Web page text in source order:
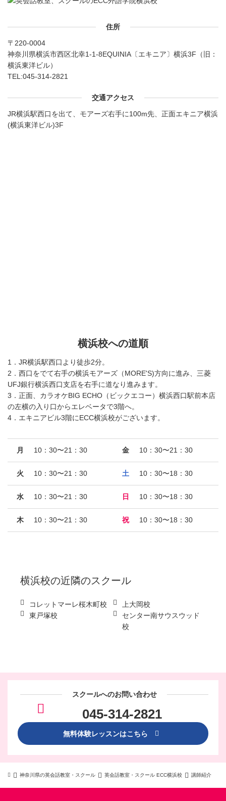
住所
〒220-0004
神奈川県横浜市西区北幸1-1-8EQUINIA〔エキニア〕横浜3F（旧：
横浜東洋ビル）
TEL:045-314-2821
交通アクセス
JR横浜駅西口を出て、モアーズ右手に100m先、正面エキニア横浜
(横浜東洋ビル)3F
横浜校への道順
1．JR横浜駅西口より徒歩2分。
2．西口をでて右手の横浜モアーズ（MORE'S)方向に進み、三菱
UFJ銀行横浜西口支店を右手に道なり進みます。
3．正面、カラオケBIG ECHO（ビックエコー）横浜西口駅前本店
の左横の入り口からエレベータで3階へ。
4．エキニアビル3階にECC横浜校がございます。
月 10：30〜21：30
火 10：30〜21：30
水 10：30〜21：30
木 10：30〜21：30
金 10：30〜21：30
土 10：30〜18：30
日 10：30〜18：30
祝 10：30〜18：30
横浜校の近隣のスクール
コレットマーレ桜木町校
上大岡校
東戸塚校
センター南サウスウッド
校
スクールへのお問い合わせ
045-314-2821
無料体験レッスンはこちら
神奈川県の英会話教室・スクール 英会話教室・スクール ECC横浜校 講師紹介